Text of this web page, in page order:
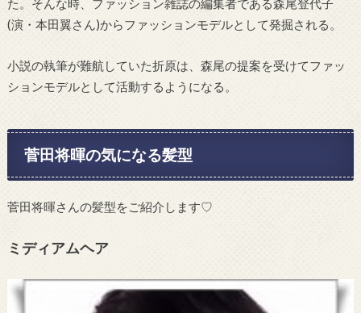
た。そんな時、ファッション雑誌の編集者である森尾登代子
(演・本田翼さん)からファッションモデルとして発掘される。
小説の執筆が難航していた折原は、森尾の提案を受けてファッ
ションモデルとして活動するようになる。
菅田将暉の気になる髪型
菅田将暉さんの髪型をご紹介します♡
ミディアムヘア